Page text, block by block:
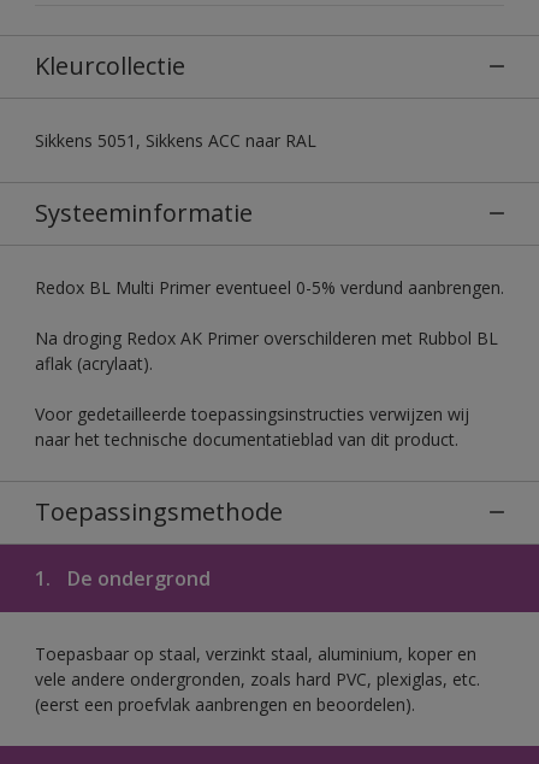
Kleurcollectie
Sikkens 5051, Sikkens ACC naar RAL
Systeeminformatie
Redox BL Multi Primer eventueel 0-5% verdund aanbrengen.
Na droging Redox AK Primer overschilderen met Rubbol BL
aflak (acrylaat).
Voor gedetailleerde toepassingsinstructies verwijzen wij
naar het technische documentatieblad van dit product.
Toepassingsmethode
1. De ondergrond
Toepasbaar op staal, verzinkt staal, aluminium, koper en
vele andere ondergronden, zoals hard PVC, plexiglas, etc.
(eerst een proefvlak aanbrengen en beoordelen).